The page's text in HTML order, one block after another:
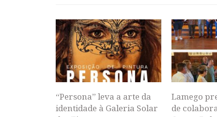
“Persona” leva a arte da
identidade à Galeria Solar
Lamego
de